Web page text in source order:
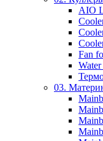
AIO
Fan
03.